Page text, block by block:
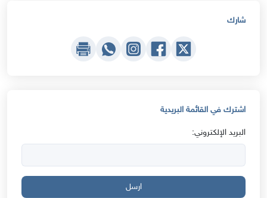
شارك
اشترك في القائمة البريدية
البريد الإلكتروني:
ارسل